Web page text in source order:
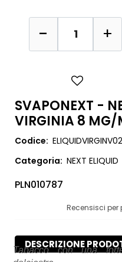
SVAPONEXT -
VIRGINIA 8 MG/
Codice: ELIQUIDVIRGINV02
Categoria: NEXT ELIQUID
PLN010787
Recensisci
DESCRIZIONE
Tabacco con una